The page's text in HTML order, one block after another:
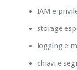
IAM e
storage
logging e
chiavi e